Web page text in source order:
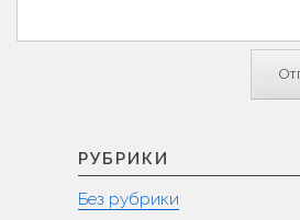
РУБРИКИ
Без рубрики